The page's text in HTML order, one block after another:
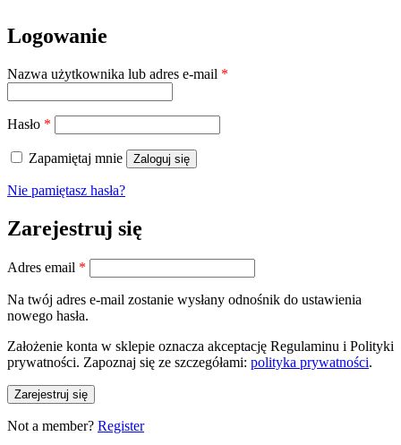
Logowanie
Nazwa użytkownika lub adres e-mail *
Hasło *
Zapamiętaj mnie Zaloguj się
Nie pamiętasz hasła?
Zarejestruj się
Adres email *
Na twój adres e-mail zostanie wysłany odnośnik do ustawienia
nowego hasła.
Założenie konta w sklepie oznacza akceptację Regulaminu i Polityki
prywatności. Zapoznaj się ze szczegółami: polityka prywatności.
Zarejestruj się
Not a member? Register